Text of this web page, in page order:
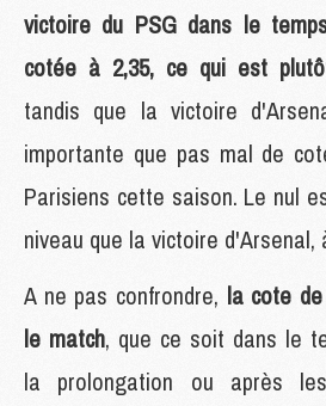
victoire du PSG dans le
cotée à 2,35, ce qui est
tandis que la victoire
importante que pas mal de
Parisiens cette saison. Le nul
niveau que la victoire d'Arsenal,
A ne pas confrondre, la cote
le match, que ce soit dans le
la prolongation ou après